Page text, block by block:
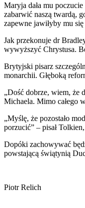
Maryja dała mu
zabarwić naszą twardą,
zapewne jawiłyby mu
Jak przekonuje dr
wywyższyć Chrystusa.
Brytyjski pisarz
monarchii. Głęboką
„Dość dobrze, wiem, że
Michaela. Mimo całego
„Myślę, że pozostało
porzucić” – pisał
Dopóki zachowywać
powstającą świątynią
Piotr Relich